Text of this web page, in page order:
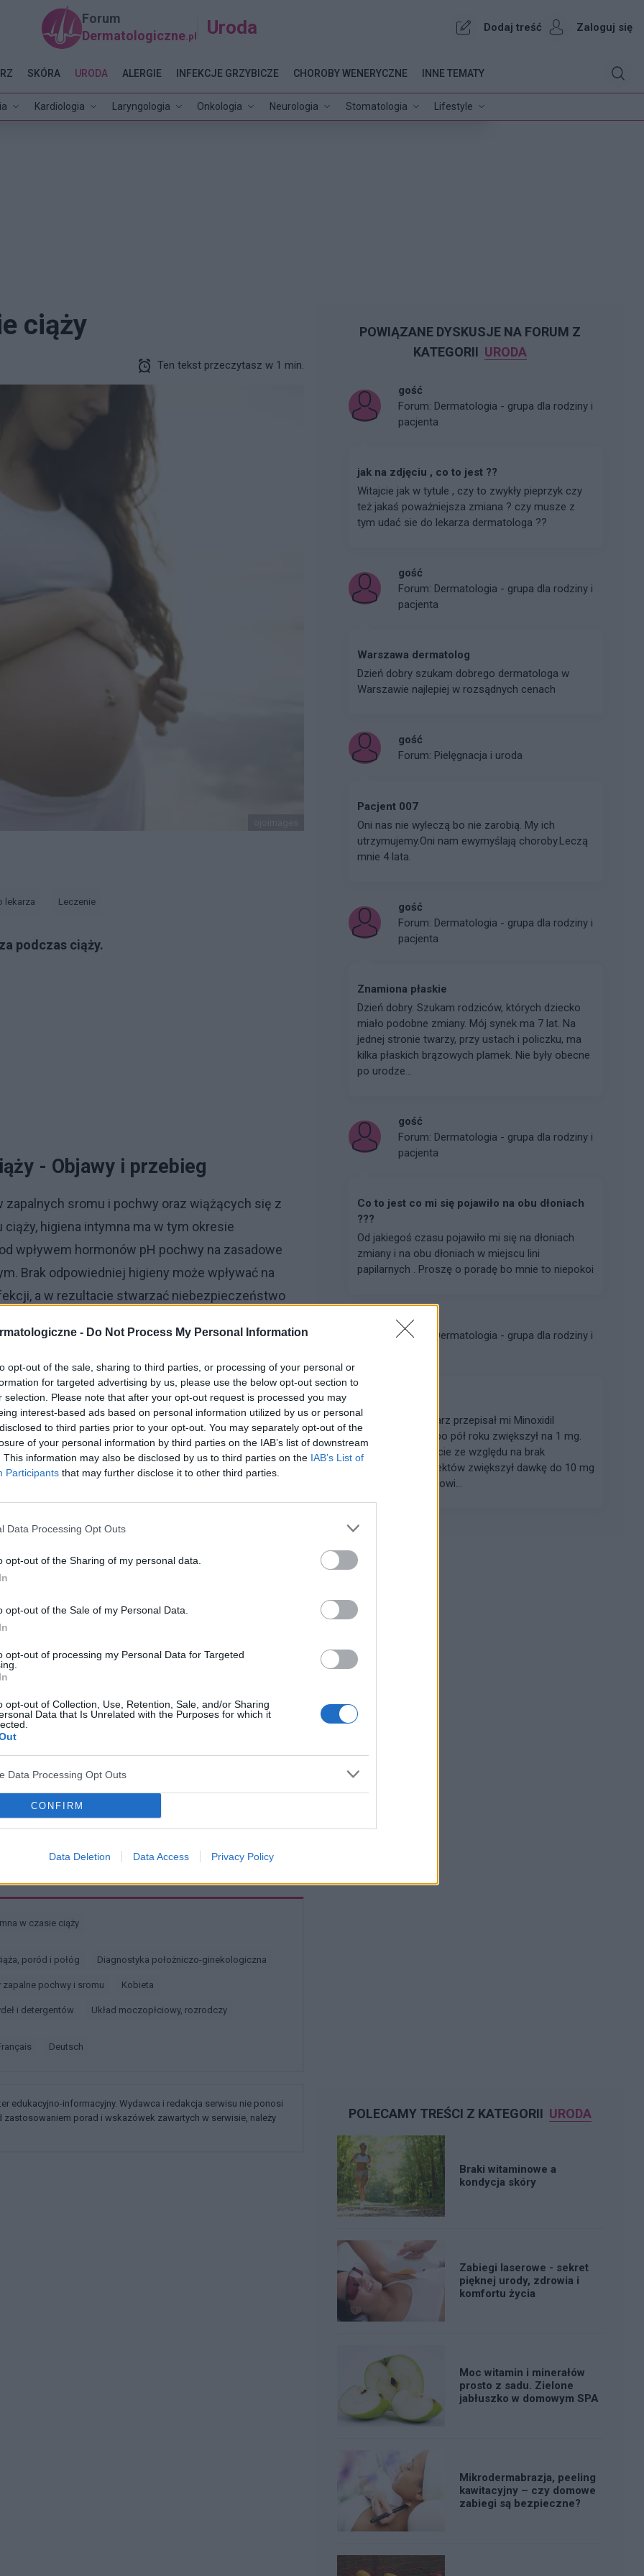
- Do Not Process My Personal Information
opt-out of the sale, sharing to third parties, or processing of your personal or
for targeted advertising by us, please use the below opt-out section to
selection. Please note that after your opt-out request is processed you may
interest-based ads based on personal information utilized by us or personal
to third parties prior to your opt-out. You may separately opt-out of the
of your personal information by third parties on the IAB’s list of downstream
This information may also be disclosed by us to third parties on the IAB’s List of
Participants that may further disclose it to other third parties.
Data Processing Opt Outs
opt-out of the Sharing of my personal data.
opt-out of the Sale of my Personal Data.
opt-out of processing my Personal Data for Targeted
opt-out of Collection, Use, Retention, Sale, and/or Sharing
Data that Is Unrelated with the Purposes for which it
Data Processing Opt Outs
CONFIRM
Data Deletion Data Access Privacy Policy
Forum
Dermatologiczne .pl Uroda Dodaj treść Zaloguj się
Kardiologia Laryngologia Onkologia Neurologia Stomatologia Lifestyle
SKÓRA URODA ALERGIE INFEKCJE GRZYBICZE CHOROBY WENERYCZNE INNE TEMATY
ciąży
Ten tekst przeczytasz w 1 min.
lekarza Leczenie
podczas ciąży.
- Objawy i przebieg
sromu i pochwy oraz wiążących się z
higiena intymna ma w tym okresie
wpływem hormonów pH pochwy na zasadowe
Brak odpowiedniej higieny może wpływać na
a w rezultacie stwarzać niebezpieczeństwo
oraz porodu przedwczesnego. Należy jednak
higiena intymna nie są korzystne. Zbyt
zawierającymi detergenty może spowodować
i sromu prowadząc do rozwoju
ze strony krocza jak np. pieczenie,
z pochwy należy skontaktować się z lekarzem.
i ewentualne wprowadzenie
- Leczenie
się dwa razy dziennie. Do higieny intymnej nie
drażniące, mydeł zapachowych i innych
flory bakteryjnej pochwy i krocza. Najlepiej
lub też z dodatkiem naparu z ziół o
bez zlecenia lekarza, wykonywać płukania
bielizny i o to, by była ona z włókien
Udostępnij go na Facebooku?
Obserwuj nas na Go g eNews
w czasie ciąży
Ciąża, poród i połóg Diagnostyka położniczo-ginekologiczna
zapalne pochwy i sromu Kobieta
i detergentów Układ moczopłciowy, rozrodczy
français deutsch
edukacyjno-informacyjny. Wydawca i redakcja serwisu nie ponosi
porad i wskazówek zawartych w serwisie, należy
POWIĄZANE DYSKUSJE NA FORUM Z
KATEGORII URODA
gość
Forum: Dermatologia - grupa dla rodziny i
pacjenta
jak na zdjęciu , co to jest ??
Witajcie jak w tytule , czy to zwykły pieprzyk czy
też jakaś poważniejsza zmiana ? czy musze z
tym udać sie do lekarza dermatologa ??
gość
Forum: Dermatologia - grupa dla rodziny i
pacjenta
Warszawa dermatolog
Dzień dobry szukam dobrego dermatologa w
Warszawie najlepiej w rozsądnych cenach
gość
Forum: Pielęgnacja i uroda
Pacjent 007
Oni nas nie wyleczą bo nie zarobią. My ich
utrzymujemy.Oni nam ewymyślają choroby.Leczą
mnie 4 lata.
gość
Forum: Dermatologia - grupa dla rodziny i
pacjenta
Znamiona płaskie
Dzień dobry. Szukam rodziców, których dziecko
miało podobne zmiany. Mój synek ma 7 lat. Na
jednej stronie twarzy, przy ustach i policzku, ma
kilka płaskich brązowych plamek. Nie były obecne
po urodze...
gość
Forum: Dermatologia - grupa dla rodziny i
pacjenta
Co to jest co mi się pojawiło na obu dłoniach
???
Od jakiegoś czasu pojawiło mi się na dłoniach
zmiany i na obu dłoniach w miejscu lini
papilarnych . Proszę o poradę bo mnie to niepokoi
gość
Forum:
Dermatologia - grupa dla rodziny i
Hej, rok temu lekarz przepisał mi Minoxidil
doustnie 0,5 mg po pół roku zwiększył na 1 mg.
Po ostatniej wizycie ze względu na brak
zauważalnych efektów zwiększył dawkę do 10 mg
(raz dziennie). - dowi...
POLECAMY TREŚCI Z KATEGORII URODA
Braki witaminowe a
kondycja skóry
Zabiegi laserowe - sekret
pięknej urody, zdrowia i
komfortu życia
Moc witamin i minerałów
prosto z sadu. Zielone
jabłuszko w domowym SPA
Mikrodermabrazja, peeling
kawitacyjny – czy domowe
zabiegi są bezpieczne?